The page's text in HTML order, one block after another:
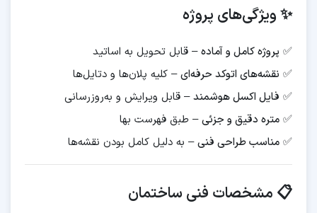
✨ ویژگی‌های پروژه
✅ پروژه کامل و آماده– قابل تحویل به اساتید
✅ نقشه‌های اتوکد حرفه‌ای– کلیه پلان‌ها و دتایل‌ها
✅ فایل اکسل هوشمند– قابل ویرایش و به‌روزرسانی
✅ متره دقیق و جزئی– طبق فهرست بها
✅ مناسب طراحی فنی– به دلیل کامل بودن نقشه‌ها
📋 مشخصات فنی ساختمان